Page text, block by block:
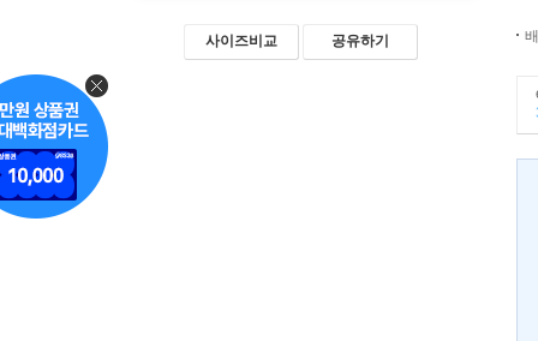
사이즈비교 공유하기